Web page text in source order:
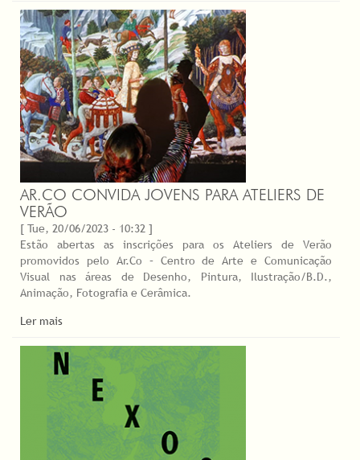
AR.CO CONVIDA JOVENS PARA ATELIERS DE
VERÃO
[ Tue, 20/06/2023 - 10:32 ]
Estão abertas as inscrições para os Ateliers de Verão
promovidos pelo Ar.Co – Centro de Arte e Comunicação
Visual nas áreas de Desenho, Pintura, Ilustração/B.D.,
Animação, Fotografia e Cerâmica.
Ler mais